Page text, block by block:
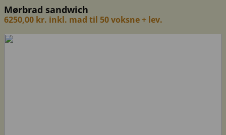
Mørbrad sandwich
6250,00 kr. inkl. mad til 50 voksne + lev.